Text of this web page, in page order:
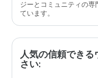
ジーとコミュニティの
ています。
人気の信頼でき
さい: